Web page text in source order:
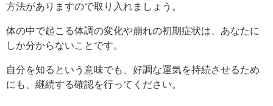
方法がありますので取り入れましょう。
体の中で起こる体調の変化や崩れの初期症状は、あなたに
しか分からないことです。
自分を知るという意味でも、好調な運気を持続させるため
にも、継続する確認を行ってください。